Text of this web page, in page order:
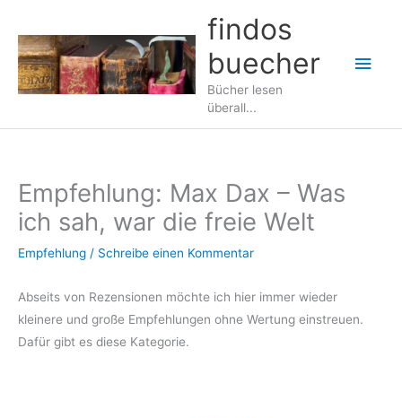
Inhalt
springen
findos
buecher
Bücher lesen
überall...
Empfehlung: Max Dax – Was
ich sah, war die freie Welt
Empfehlung / Schreibe einen Kommentar
Abseits von Rezensionen möchte ich hier immer wieder
kleinere und große Empfehlungen ohne Wertung einstreuen.
Dafür gibt es diese Kategorie.